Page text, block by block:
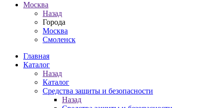
Москва
Назад
Города
Москва
Смоленск
Главная
Каталог
Назад
Каталог
Средства защиты и безопасности
Назад